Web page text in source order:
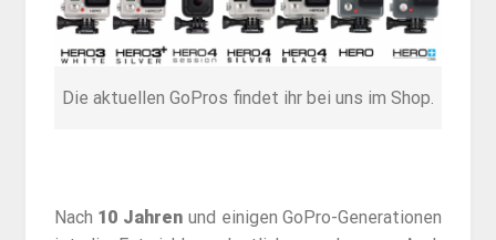
Die aktuellen GoPros findet ihr bei uns im Shop.
Nach 10 Jahren und einigen GoPro-Generationen